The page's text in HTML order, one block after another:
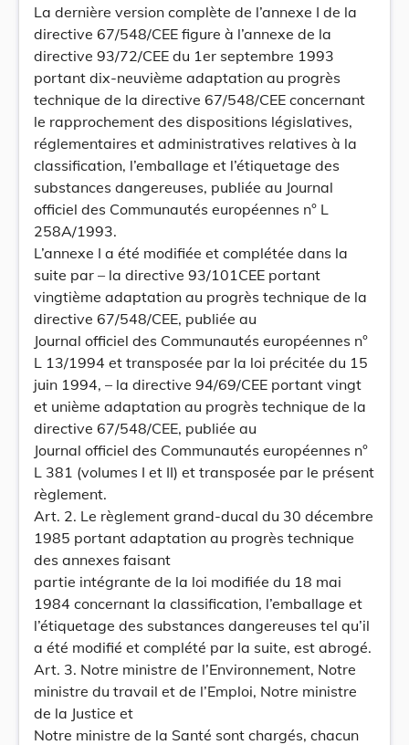
La dernière version complète de l’annexe I de la
directive 67/548/CEE figure à l’annexe de la
directive 93/72/CEE du 1er septembre 1993
portant dix-neuvième adaptation au progrès
technique de la directive 67/548/CEE concernant
le rapprochement des dispositions législatives,
réglementaires et administratives relatives à la
classification, l’emballage et l’étiquetage des
substances dangereuses, publiée au Journal
officiel des Communautés européennes n° L
258A/1993.
L’annexe I a été modifiée et complétée dans la
suite par – la directive 93/101CEE portant
vingtième adaptation au progrès technique de la
directive 67/548/CEE, publiée au
Journal officiel des Communautés européennes n°
L 13/1994 et transposée par la loi précitée du 15
juin 1994, – la directive 94/69/CEE portant vingt
et unième adaptation au progrès technique de la
directive 67/548/CEE, publiée au
Journal officiel des Communautés européennes n°
L 381 (volumes I et II) et transposée par le présent
règlement.
Art. 2. Le règlement grand-ducal du 30 décembre
1985 portant adaptation au progrès technique
des annexes faisant
partie intégrante de la loi modifiée du 18 mai
1984 concernant la classification, l’emballage et
l’étiquetage des substances dangereuses tel qu’il
a été modifié et complété par la suite, est abrogé.
Art. 3. Notre ministre de l’Environnement, Notre
ministre du travail et de l’Emploi, Notre ministre
de la Justice et
Notre ministre de la Santé sont chargés, chacun